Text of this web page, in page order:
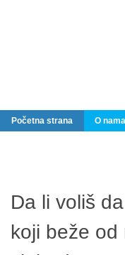
Početna strana O nama
Da li voliš
koji beže